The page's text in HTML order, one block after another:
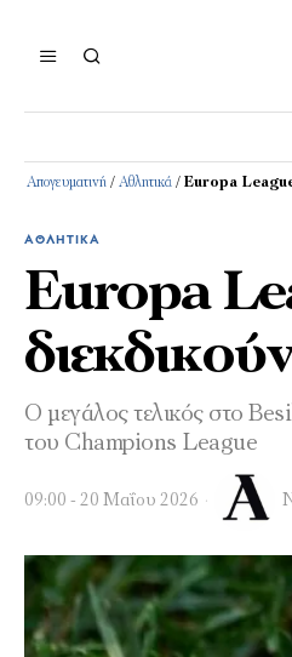
Απογευματινή / Αθλητικά / Europa
ΑΘΛΗΤΙΚΆ
Europa
Ο μεγάλος τελικός στο
του Champions League
09:00 - 20 Μαΐου 2026